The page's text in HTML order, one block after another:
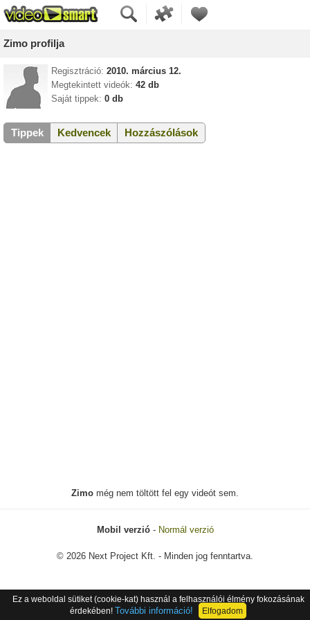
Zimo profilja
Regisztráció: 2010. március 12.
Megtekintett videók: 42 db
Saját tippek: 0 db
Tippek Kedvencek Hozzászólások
Zimo még nem töltött fel egy videót sem.
Mobil verzió- Normál verzió
© 2026 Next Project Kft. - Minden jog fenntartva.
Ez a weboldal sütiket (cookie-kat) használ a felhasználói élmény fokozásának
érdekében! További információ! Elfogadom